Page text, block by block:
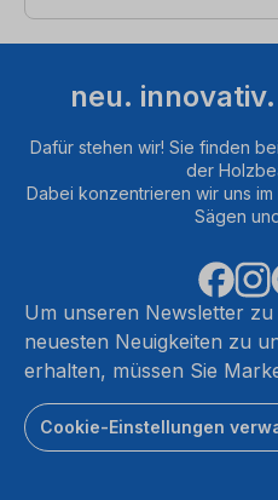
neu.
Dafür stehen wir! Sie finden
der
Dabei konzentrieren wir uns
Sägen
Um unseren Newsletter
neuesten Neuigkeiten zu
erhalten, müssen Sie
Cookie-Einstellungen